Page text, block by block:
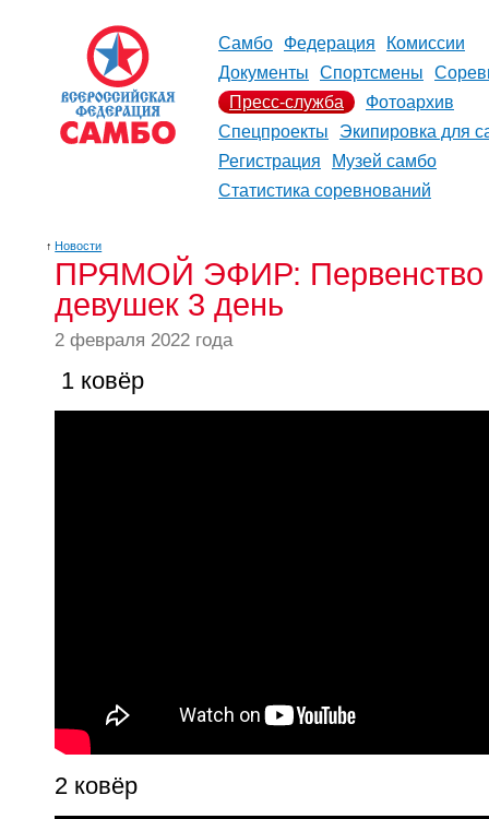
Самбо Федерация
Комиссии
Документы
Спортсмены
Пресс-служба
Фотоархив
Спецпроекты
Экипировка для
Регистрация
Музей самбо
Статистика соревнований
↑ Новости
ПРЯМОЙ ЭФИР: Первенство
девушек 3 день
2 февраля 2022 года
1 ковёр
2 ковёр